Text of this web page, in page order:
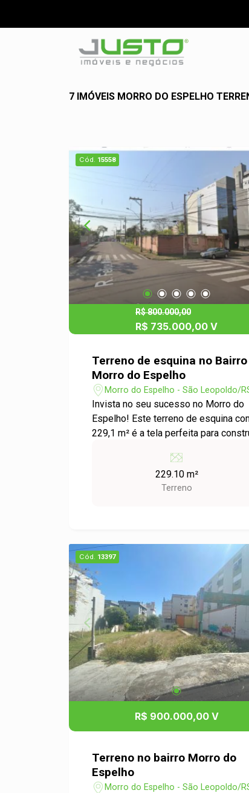
7 IMÓVEIS MORRO DO ESPELHO
Cód. 15558
R$ 800.000,00
R$ 735.000,00 V
Terreno de esquina no Bairro
Morro do Espelho
Morro do Espelho - São Leopoldo/
Invista no seu sucesso no Morro do
Espelho! Este terreno de esquina
229,1 m² é a tela perfeita para
localização estratégica do Morro do
Espelho. Imagine um espaço moderno
iluminação natural e fácil identificação
de uma clínica. Consultórios Modernos:
Salas bem iluminadas e equipadas
diversas especialidades, garantindo
privacidade e conforto para médicos
pacientes. Fácil acesso à Av. João
Correa Aproveite esta oportunidade
única de estabelecer sua clínica em
ponto estratégico do Morro do
Agende uma visita e comece a
o futuro do seu negócio!
229.10 m²
Terreno
Cód. 13397
R$ 900.000,00 V
Terreno no bairro Morro do
Espelho
Morro do Espelho - São Leopoldo/